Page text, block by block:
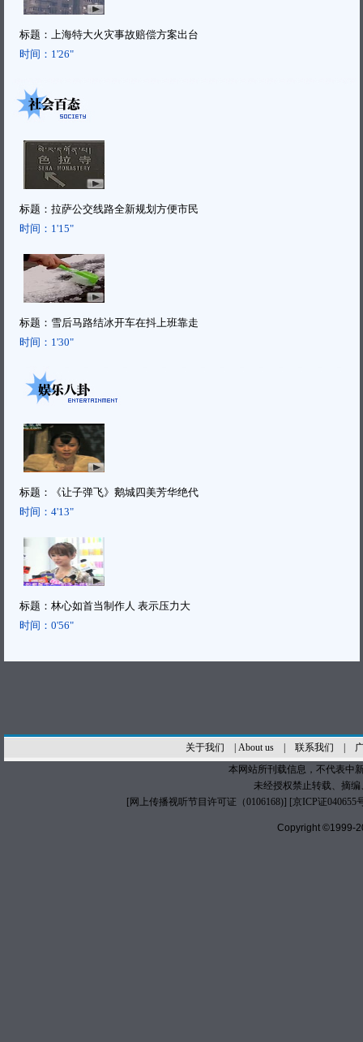
标题： 上海特大火灾事故赔偿方案出台
时间： 1'26"
标题： 拉萨公交线路全新规划方便市民
时间： 1'15"
标题： 雪后马路结冰开车在抖上班靠走
时间： 1'30"
标题：
《让子弹飞》鹅城四美芳华绝代
时间： 4'13"
标题： 林心如首当制作人 表示压力大
时间： 0'56"
关于我们 About us| 联系我们
本网站所刊载信息，不代表中
未经授权禁止转载、摘
[网上传播视听节目许可证（0106168)] [京ICP证040655
Copyright ©1999-